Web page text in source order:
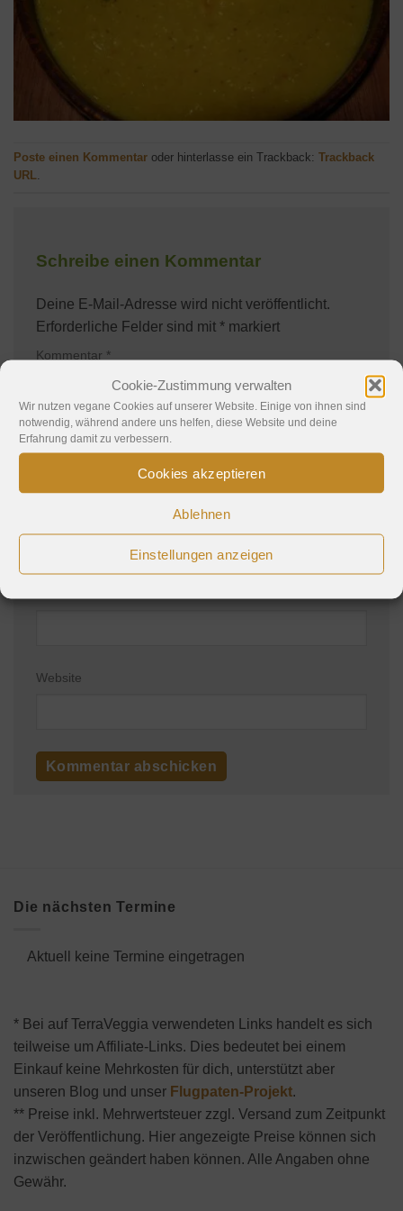
Cookie-Zustimmung verwalten
Wir nutzen vegane Cookies auf unserer Website. Einige von ihnen sind
notwendig, während andere uns helfen, diese Website und deine
Erfahrung damit zu verbessern.
Cookies akzeptieren
Ablehnen
Einstellungen anzeigen
Poste einen Kommentar oder hinterlasse ein Trackback: Trackback
URL
Schreibe einen Kommentar
Deine E-Mail-Adresse wird nicht veröffentlicht.
Erforderliche Felder sind mit * markiert
Kommentar *
Website
Die nächsten Termine
Aktuell keine Termine eingetragen
* Bei auf TerraVeggia verwendeten Links handelt es sich
teilweise um Affiliate-Links. Dies bedeutet bei einem
Einkauf keine Mehrkosten für dich, unterstützt aber
unseren Blog und unser Flugpaten-Projekt.
** Preise inkl. Mehrwertsteuer zzgl. Versand zum Zeitpunkt
der Veröffentlichung. Hier angezeigte Preise können sich
inzwischen geändert haben können. Alle Angaben ohne
Gewähr.